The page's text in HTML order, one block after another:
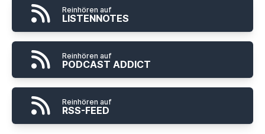
Reinhören auf
LISTENNOTES
Reinhören auf
PODCAST ADDICT
Reinhören auf
RSS-FEED